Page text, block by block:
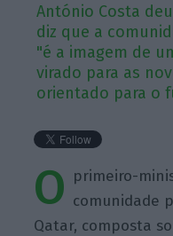
António Costa
diz que a
"é a imagem de
virado para as
orientado para o
O primeiro-
comunidade
Qatar, composta